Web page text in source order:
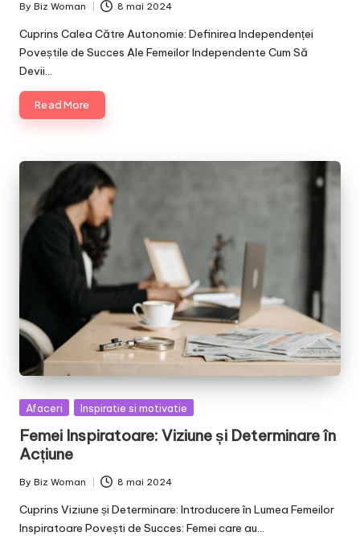
Posted
by
By Biz Woman 8 mai 2024
Cuprins Calea Către Autonomie: Definirea Independenței
Poveștile de Succes Ale Femeilor Independente Cum Să
Devii…
Read More
Posted
Afaceri Inspiratie si motivatie
Femei Inspiratoare: Viziune și Determinare în
Acțiune
Posted
by
By Biz Woman 8 mai 2024
Cuprins Viziune și Determinare: Introducere în Lumea Femeilor
Inspiratoare Povești de Succes: Femei care au…